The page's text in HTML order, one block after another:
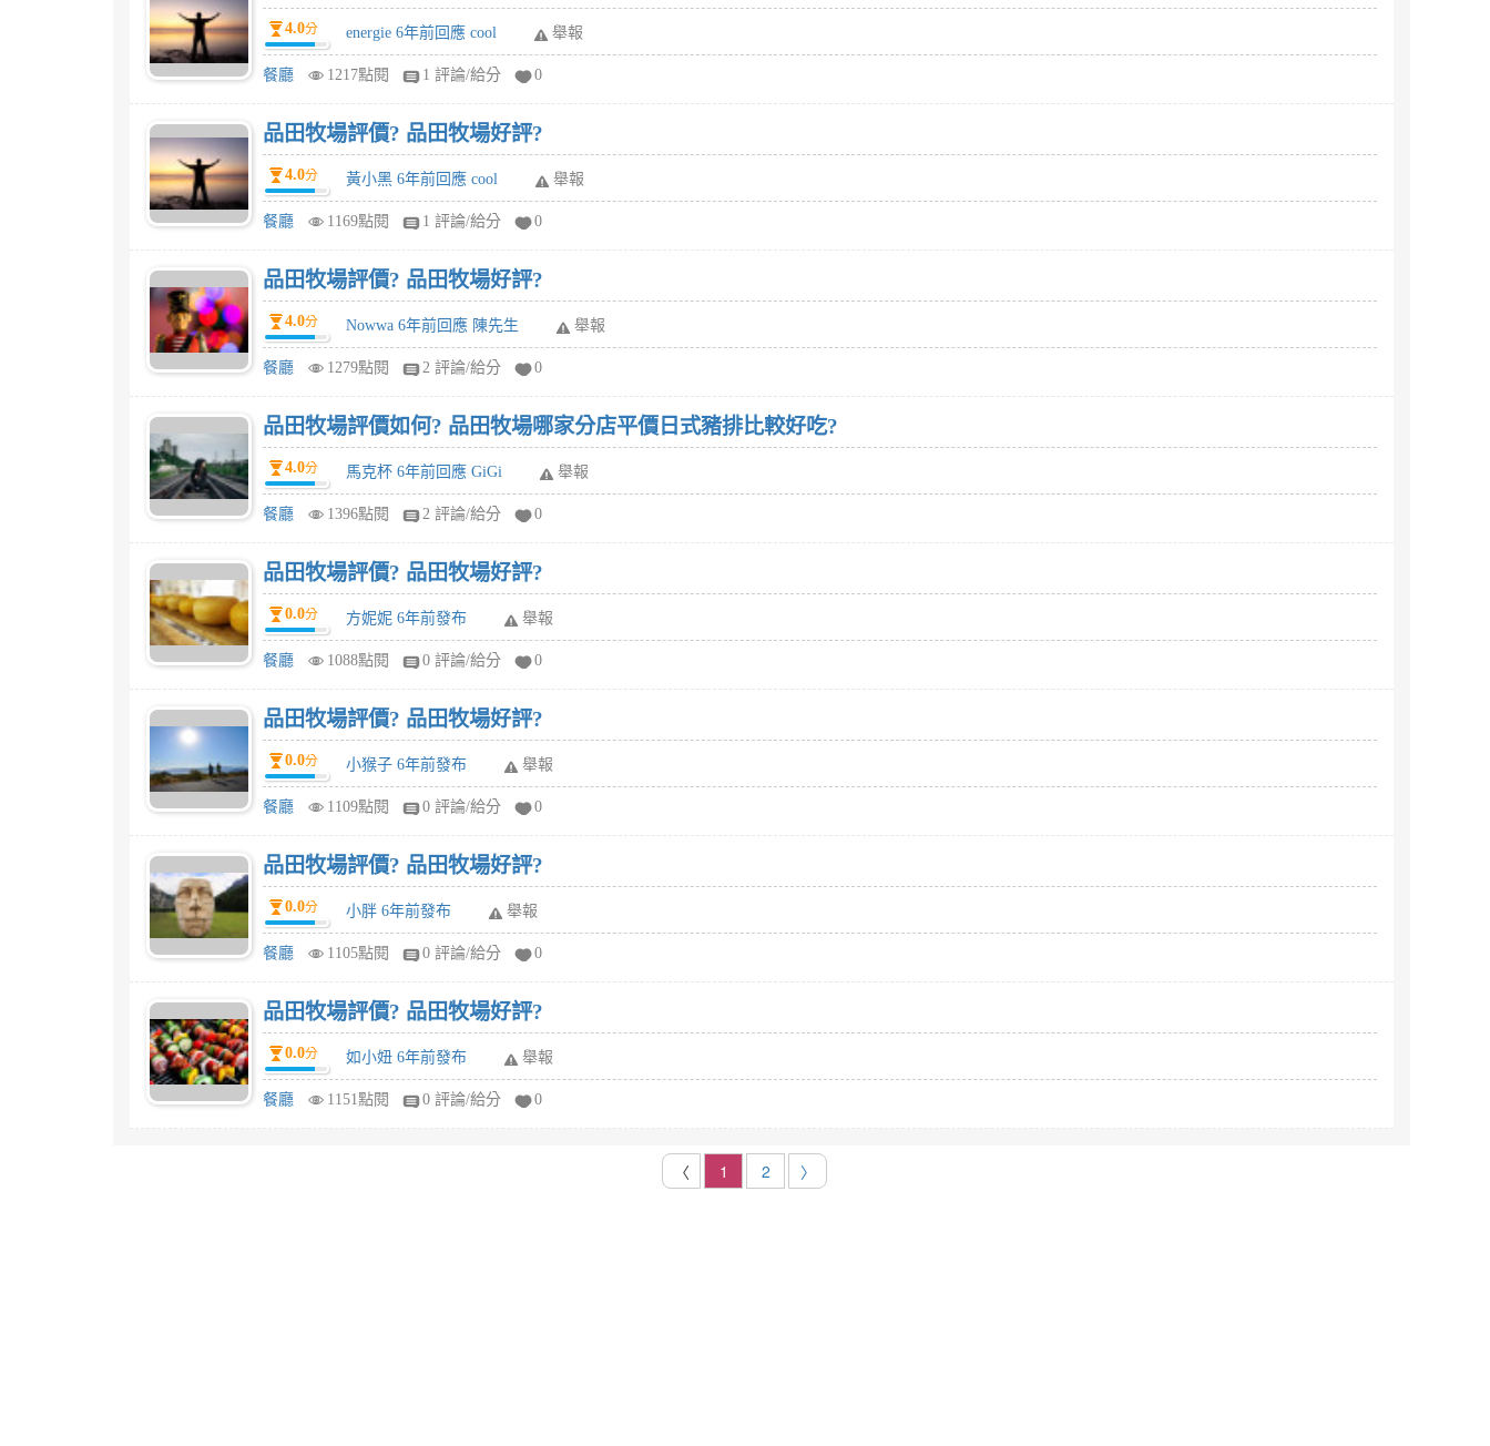
4.0分 energie 6年前回應 cool 舉報
餐廳 1217點閱 1 評論/給分 0
品田牧場評價? 品田牧場好評?
4.0分 黃小黑 6年前回應 cool 舉報
餐廳 1169點閱 1 評論/給分 0
品田牧場評價? 品田牧場好評?
4.0分 Nowwa 6年前回應 陳先生 舉報
餐廳 1279點閱 2 評論/給分 0
品田牧場評價如何? 品田牧場哪家分店平價日式豬排比較好吃?
4.0分 馬克杯 6年前回應 GiGi 舉報
餐廳 1396點閱 2 評論/給分 0
品田牧場評價? 品田牧場好評?
0.0分 方妮妮 6年前發布 舉報
餐廳 1088點閱 0 評論/給分 0
品田牧場評價? 品田牧場好評?
0.0分 小猴子 6年前發布 舉報
餐廳 1109點閱 0 評論/給分 0
品田牧場評價? 品田牧場好評?
0.0分 小胖 6年前發布 舉報
餐廳 1105點閱 0 評論/給分 0
品田牧場評價? 品田牧場好評?
0.0分 如小妞 6年前發布 舉報
餐廳 1151點閱 0 評論/給分 0
〈 1 2 〉